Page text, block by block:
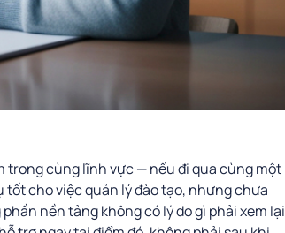
trong cùng lĩnh vực — nếu đi qua cùng một
cho việc quản lý đào tạo, nhưng chưa
nền tảng không có lý do gì phải xem lại